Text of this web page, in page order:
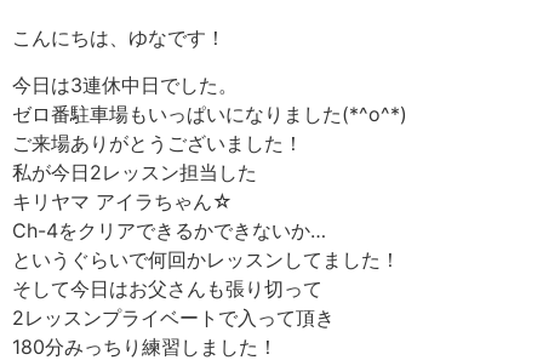
こんにちは、ゆなです！
今日は3連休中日でした。
ゼロ番駐車場もいっぱいになりました(*^o^*)
ご来場ありがとうございました！
私が今日2レッスン担当した
キリヤマ アイラちゃん☆
Ch-4をクリアできるかできないか…
というぐらいで何回かレッスンしてました！
そして今日はお父さんも張り切って
2レッスンプライベートで入って頂き
180分みっちり練習しました！